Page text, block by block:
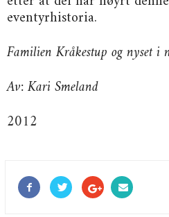
eventyrhistoria.
Familien Kråkestup og nyset i
Av: Kari Smeland
2012